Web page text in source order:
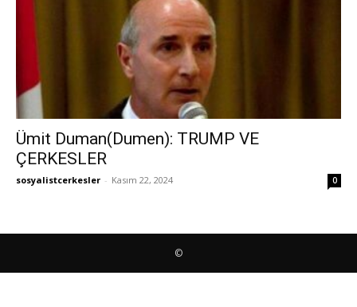
Ümit Duman(Dumen): TRUMP VE
ÇERKESLER
sosyalistcerkesler - Kasım 22, 2024 0
©